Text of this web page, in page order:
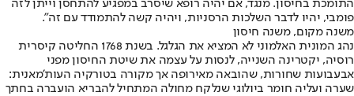
התומכת בחיסון. מנגד, אם יהיה רופא שיסרב במפגיע להתחסן וייתן לזה
פומבי, יהיו לדבר השלכות הרסניות, ויהיה קשה להתמודד עם זה".
משנה מקום, משנה חיסון
נהג המונית האלמוני לא המציא את הגלגל. בשנת 1768 החליטה קיסרית
רוסיה, יקטרינה השנייה, לנסות על עצמה את שיטת החיסון מפני
אבעבועות שחורות, שהובאה מאירופה אך מקורה בטורקיה העות'מאנית:
שערה ועליה חומר ביולוגי שנלקח מחולה המתחיל להבריא הועברה בחתך